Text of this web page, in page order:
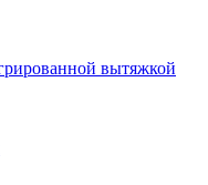
вытяжкой